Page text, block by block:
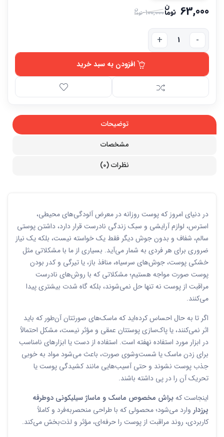
63,000
100,000
افزودن به سبد خرید
توضیحات
مشخصات
نظرات (0)
در دنیای امروز که پوست روزانه در معرض آلودگی‌های محیطی،
استرس، لوازم آرایشی و سبک زندگی نادرست قرار دارد، داشتن پوستی
سالم، شفاف و بدون جوش دیگر فقط یک خواسته نیست، بلکه یک نیاز
ضروری برای هر فردی به شمار می‌آید. بسیاری از ما با مشکلاتی مثل
خشکی پوست، جوش‌های سرسیاه، منافذ باز، یا تیرگی و کدر بودن
پوست صورت مواجه هستیم؛ مشکلاتی که با روش‌های نادرست
مراقبت از پوست نه تنها حل نمی‌شوند، بلکه گاه شدت بیشتری پیدا
می‌کنند.
اگر تا به حال احساس کرده‌اید که ماسک‌های صورتتان آن‌طور که باید
اثر نمی‌کنند، یا پاک‌سازی پوستتان عمقی و مؤثر نیست، مشکل احتمالاً
در ابزار مورد استفاده نهفته است. استفاده از دست یا ابزارهای نامناسب
برای زدن ماسک یا شست‌وشوی صورت، باعث می‌شود مواد به خوبی
جذب پوست نشوند و حتی آسیب‌هایی مانند کشیدگی پوست یا
تحریک آن را در پی داشته باشند.
اینجاست کهبراش مخصوص ماسک و ماساژ سیلیکونی دوطرفه
پرزدار وارد می‌شود؛ محصولی که با طراحی منحصربه‌فرد و کاملاً
کاربردی، روند مراقبت از پوست را حرفه‌ای، مؤثر و لذت‌بخش می‌کند.